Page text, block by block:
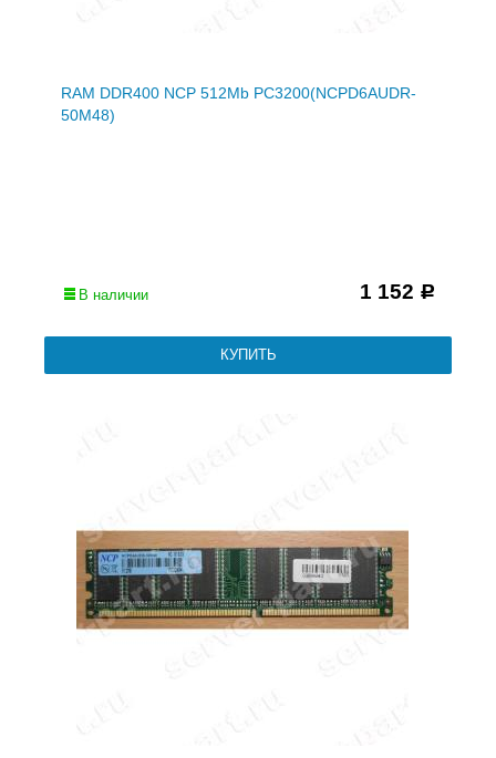
RAM DDR400 NCP 512Mb PC3200(NCPD6AUDR-
50M48)
В наличии 1 152 Р